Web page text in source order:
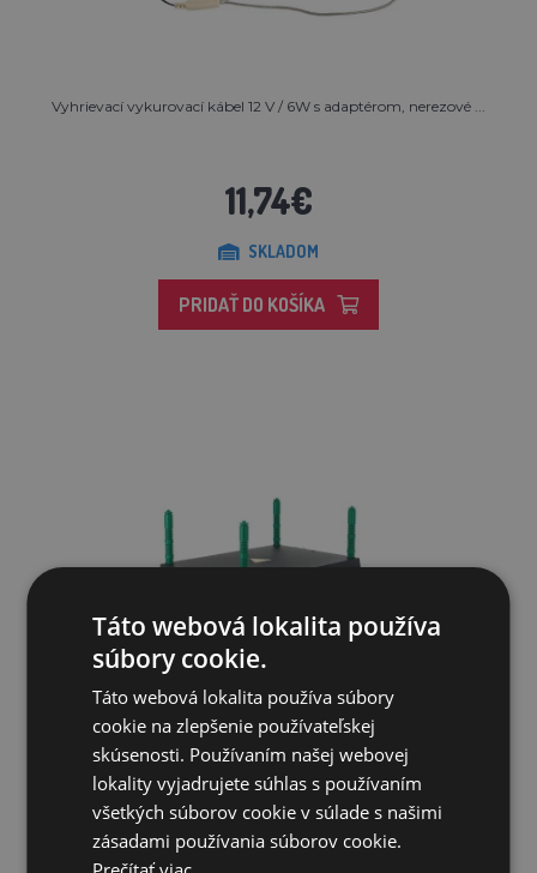
Vyhrievací vykurovací kábel 12 V / 6W s adaptérom, nerezové ...
11,74€
SKLADOM
PRIDAŤ DO KOŠÍKA
Umelá kvočná AGROFORTEL - výhrevná doska 40x30 cm, 30
W.
47,63€
Táto webová lokalita používa
súbory cookie.
Táto webová lokalita používa súbory
cookie na zlepšenie používateľskej
skúsenosti. Používaním našej webovej
lokality vyjadrujete súhlas s používaním
všetkých súborov cookie v súlade s našimi
zásadami používania súborov cookie.